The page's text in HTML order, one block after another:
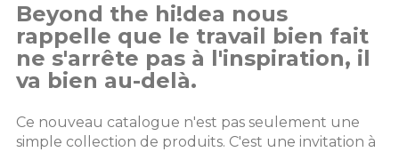
Beyond the hi!dea nous
rappelle que le travail bien fait
ne s'arrête pas à l'inspiration, il
va bien au-delà.
Ce nouveau catalogue n'est pas seulement une
simple collection de produits. C'est une invitation à